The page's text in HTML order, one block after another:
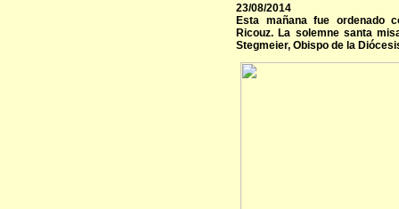
23/08/2014
Esta mañana fue ordenado
Ricouz. La solemne santa
Stegmeier, Obispo de la